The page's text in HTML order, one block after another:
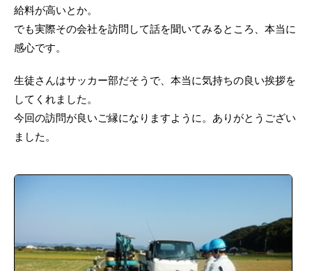
給料が高いとか。
でも実際その会社を訪問して話を聞いてみるところ、本当に
感心です。
生徒さんはサッカー部だそうで、本当に気持ちの良い挨拶を
してくれました。
今回の訪問が良いご縁になりますように。ありがとうござい
ました。